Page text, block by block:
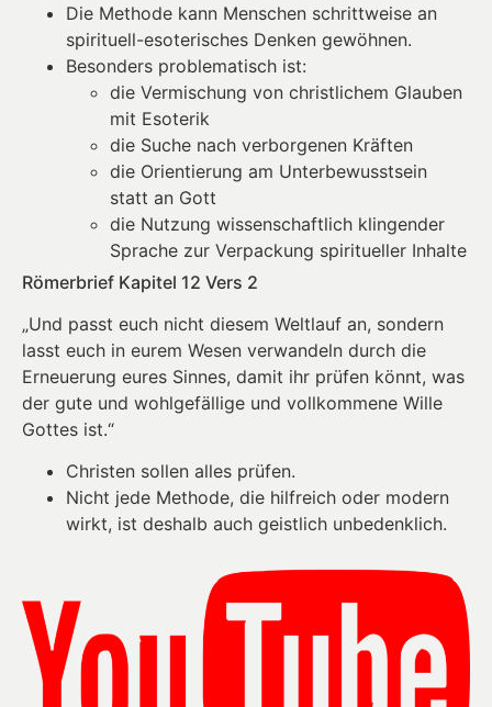
Die Methode kann Menschen schrittweise an
spirituell-esoterisches Denken gewöhnen.
Besonders problematisch ist:
die Vermischung von christlichem Glauben
mit Esoterik
die Suche nach verborgenen Kräften
die Orientierung am Unterbewusstsein
statt an Gott
die Nutzung wissenschaftlich klingender
Sprache zur Verpackung spiritueller Inhalte
Römerbrief Kapitel 12 Vers 2
„Und passt euch nicht diesem Weltlauf an, sondern
lasst euch in eurem Wesen verwandeln durch die
Erneuerung eures Sinnes, damit ihr prüfen könnt, was
der gute und wohlgefällige und vollkommene Wille
Gottes ist.“
Christen sollen alles prüfen.
Nicht jede Methode, die hilfreich oder modern
wirkt, ist deshalb auch geistlich unbedenklich.